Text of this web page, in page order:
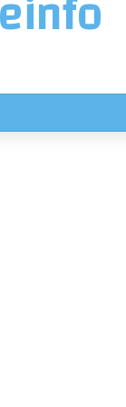
في هذه المناطق